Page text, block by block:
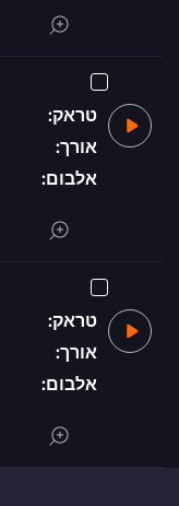
טראק:
אורך:
אלבום:
טראק:
אורך:
אלבום: